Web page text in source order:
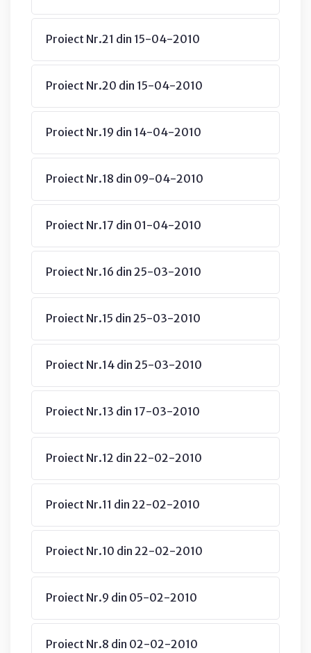
Proiect Nr.21 din 15-04-2010
Proiect Nr.20 din 15-04-2010
Proiect Nr.19 din 14-04-2010
Proiect Nr.18 din 09-04-2010
Proiect Nr.17 din 01-04-2010
Proiect Nr.16 din 25-03-2010
Proiect Nr.15 din 25-03-2010
Proiect Nr.14 din 25-03-2010
Proiect Nr.13 din 17-03-2010
Proiect Nr.12 din 22-02-2010
Proiect Nr.11 din 22-02-2010
Proiect Nr.10 din 22-02-2010
Proiect Nr.9 din 05-02-2010
Proiect Nr.8 din 02-02-2010